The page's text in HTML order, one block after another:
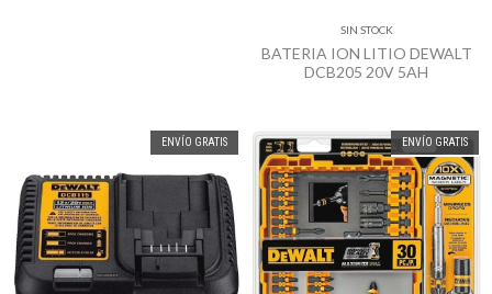
SIN STOCK
BATERIA ION LITIO DEWALT
DCB205 20V 5AH
ENVÍO GRATIS ENVÍO GRATIS